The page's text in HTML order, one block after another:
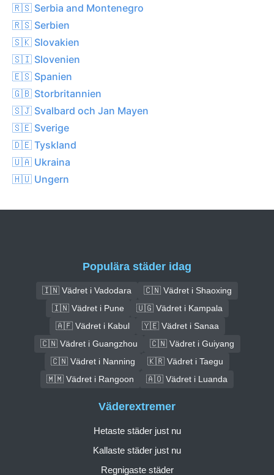
🇷🇸 Serbia and Montenegro
🇷🇸 Serbien
🇸🇰 Slovakien
🇸🇮 Slovenien
🇪🇸 Spanien
🇬🇧 Storbritannien
🇸🇯 Svalbard och Jan Mayen
🇸🇪 Sverige
🇩🇪 Tyskland
🇺🇦 Ukraina
🇭🇺 Ungern
Populära städer idag
🇮🇳 Vädret i Vadodara
🇨🇳 Vädret i Shaoxing
🇮🇳 Vädret i Pune
🇺🇬 Vädret i Kampala
🇦🇫 Vädret i Kabul
🇾🇪 Vädret i Sanaa
🇨🇳 Vädret i Guangzhou
🇨🇳 Vädret i Guiyang
🇨🇳 Vädret i Nanning
🇰🇷 Vädret i Taegu
🇲🇲 Vädret i Rangoon
🇦🇴 Vädret i Luanda
Väderextremer
Hetaste städer just nu
Kallaste städer just nu
Regnigaste städer